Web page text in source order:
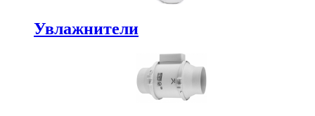
Увлажнители